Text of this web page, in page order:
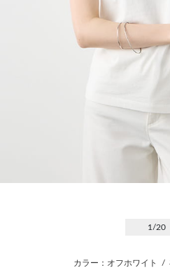
1 /20
カラー：オフホワイト /